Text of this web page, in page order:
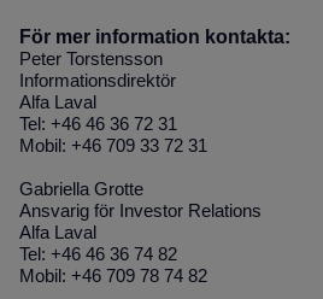
För mer information kontakta:
Peter Torstensson
Informationsdirektör
Alfa Laval
Tel: +46 46 36 72 31
Mobil: +46 709 33 72 31
Gabriella Grotte
Ansvarig för Investor Relations
Alfa Laval
Tel: +46 46 36 74 82
Mobil: +46 709 78 74 82